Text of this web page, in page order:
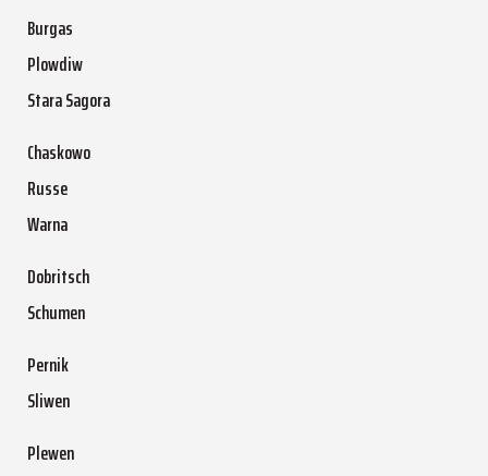
Burgas
Plowdiw
Stara Sagora
Chaskowo
Russe
Warna
Dobritsch
Schumen
Pernik
Sliwen
Plewen